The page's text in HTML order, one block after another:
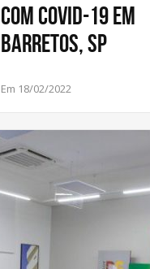
com Covid-19 em
Barretos, SP
Em 18/02/2022